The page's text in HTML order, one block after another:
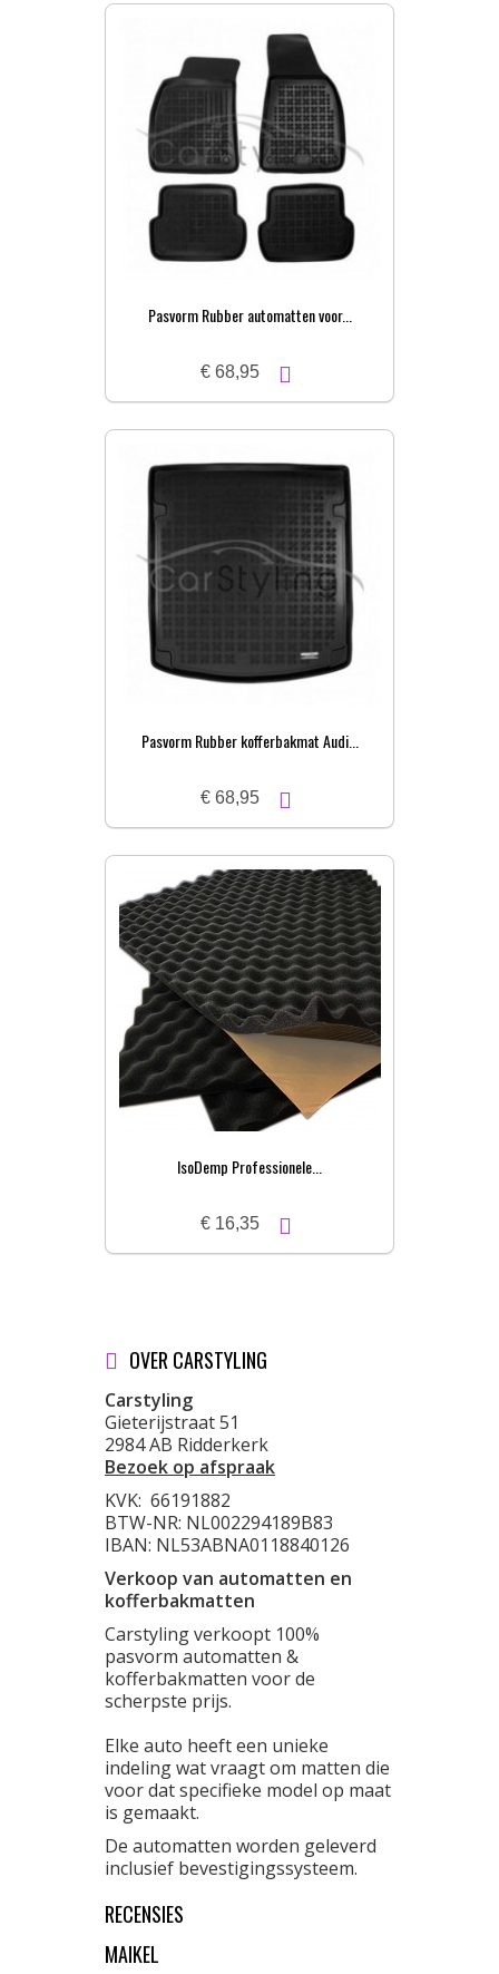
Pasvorm Rubber automatten voor...
€ 68,95
Pasvorm Rubber kofferbakmat Audi...
€ 68,95
IsoDemp Professionele...
€ 16,35
OVER CARSTYLING
Carstyling
Gieterijstraat 51
2984 AB Ridderkerk
Bezoek op afspraak
KVK: 66191882
BTW-NR: NL002294189B83
IBAN: NL53ABNA0118840126
Verkoop van automatten en
kofferbakmatten
Carstyling verkoopt 100%
pasvorm automatten &
kofferbakmatten voor de
scherpste prijs.
Elke auto heeft een unieke
indeling wat vraagt om matten die
voor dat specifieke model op maat
is gemaakt.
De automatten worden geleverd
inclusief bevestigingssysteem.
RECENSIES
MAIKEL